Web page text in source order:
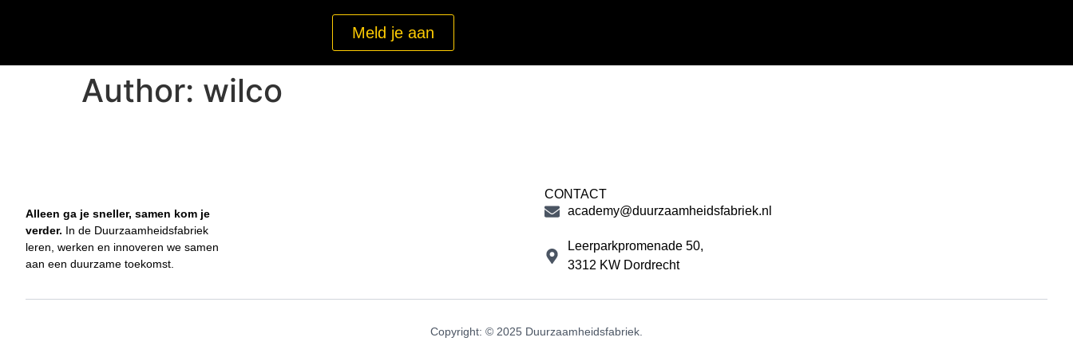
Meld je aan
Author: wilco
Alleen ga je sneller, samen kom je
verder. In de Duurzaamheidsfabriek
leren, werken en innoveren we samen
aan een duurzame toekomst.
CONTACT
academy@duurzaamheidsfabriek.nl
Leerparkpromenade 50,
3312 KW Dordrecht
Copyright: © 2025 Duurzaamheidsfabriek.